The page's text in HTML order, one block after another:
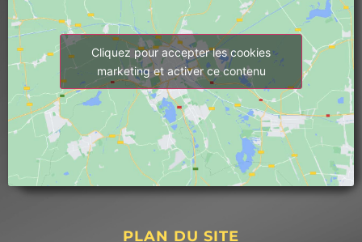
prêter gratuitement des convecteurs
électriques.3. Thermex a fait tout son
possible pour avancer la date des travaux
au maximum (intervention prévue le 20
janvier au lieu d'avril/mai).4. L'équipe
technique, dirigée par Mike, a été
exemplaire : aimable, respectueuse,
efficace et très claire dans ses
explications. Ils ont retiré tous les circuits
d'eau devenus inutiles et ont réalisé un
Cliquez pour accepter les cookies
marketing et activer ce contenu
PLAN DU SITE